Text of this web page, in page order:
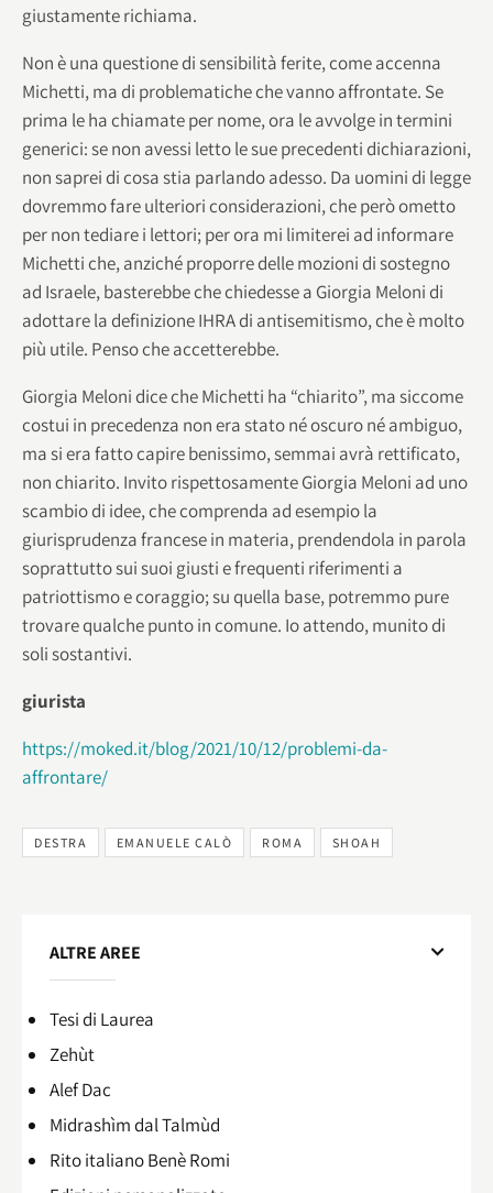
giustamente richiama.
Non è una questione di sensibilità ferite, come accenna
Michetti, ma di problematiche che vanno affrontate. Se
prima le ha chiamate per nome, ora le avvolge in termini
generici: se non avessi letto le sue precedenti dichiarazioni,
non saprei di cosa stia parlando adesso. Da uomini di legge
dovremmo fare ulteriori considerazioni, che però ometto
per non tediare i lettori; per ora mi limiterei ad informare
Michetti che, anziché proporre delle mozioni di sostegno
ad Israele, basterebbe che chiedesse a Giorgia Meloni di
adottare la definizione IHRA di antisemitismo, che è molto
più utile. Penso che accetterebbe.
Giorgia Meloni dice che Michetti ha “chiarito”, ma siccome
costui in precedenza non era stato né oscuro né ambiguo,
ma si era fatto capire benissimo, semmai avrà rettificato,
non chiarito. Invito rispettosamente Giorgia Meloni ad uno
scambio di idee, che comprenda ad esempio la
giurisprudenza francese in materia, prendendola in parola
soprattutto sui suoi giusti e frequenti riferimenti a
patriottismo e coraggio; su quella base, potremmo pure
trovare qualche punto in comune. Io attendo, munito di
soli sostantivi.
giurista
https://moked.it/blog/2021/10/12/problemi-da-
affrontare/
DESTRA EMANUELE CALÒ ROMA SHOAH
ALTRE AREE
Tesi di Laurea
Zehùt
Alef Dac
Midrashìm dal Talmùd
Rito italiano Benè Romi​